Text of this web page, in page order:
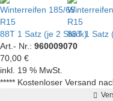
Art.- Nr.: 960009070
70,00 €
inkl. 19 % MwSt.
***** Kostenloser Versand